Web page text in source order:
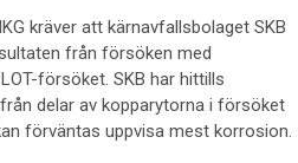
kräver att kärnavfallsbolaget SKB
från försöken med
försöket. SKB har hittills
delar av kopparytorna i försöket
förväntas uppvisa mest korrosion.